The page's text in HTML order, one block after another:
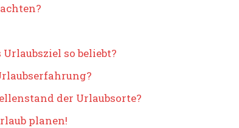
so beliebt?
der Urlaubsorte?
planen!